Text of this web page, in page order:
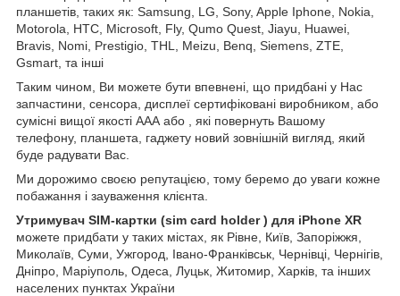
планшетів, таких як: Samsung, LG, Sony, Apple Iphone, Nokia,
Motorola, HTC, Microsoft, Fly, Qumo Quest, Jiayu, Huawei,
Bravis, Nomi, Prestigio, THL, Meizu, Benq, Siemens, ZTE,
Gsmart, та інші
Таким чином, Ви можете бути впевнені, що придбані у Нас
запчастини, сенсора, дисплеї сертифіковані виробником, або
сумісні вищої якості ААА або , які повернуть Вашому
телефону, планшета, гаджету новий зовнішній вигляд, який
буде радувати Вас.
Ми дорожимо своєю репутацією, тому беремо до уваги кожне
побажання і зауваження клієнта.
Утримувач SIM-картки (sim card holder ) для iPhone XR
можете придбати у таких містах, як Рівне, Київ, Запоріжжя,
Миколаїв, Суми, Ужгород, Івано-Франківськ, Чернівці, Чернігів,
Дніпро, Маріуполь, Одеса, Луцьк, Житомир, Харків, та інших
населених пунктах України